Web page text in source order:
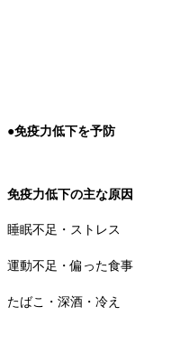
●免疫力低下を予防
免疫力低下の主な原因
睡眠不足・ストレス
運動不足・偏った食事
たばこ・深酒・冷え